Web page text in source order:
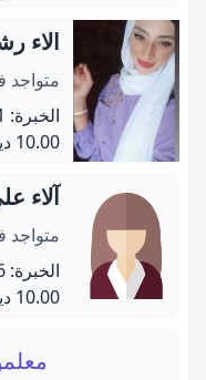
الاء
متواجد
الخبرة: 1 سنة
10.00 دينار
آلاء
متواجد
الخبرة: 6 سنة
10.00 دينار